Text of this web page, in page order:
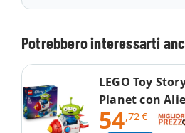
Potrebbero interessarti
LEGO Toy
Planet con
54,72€